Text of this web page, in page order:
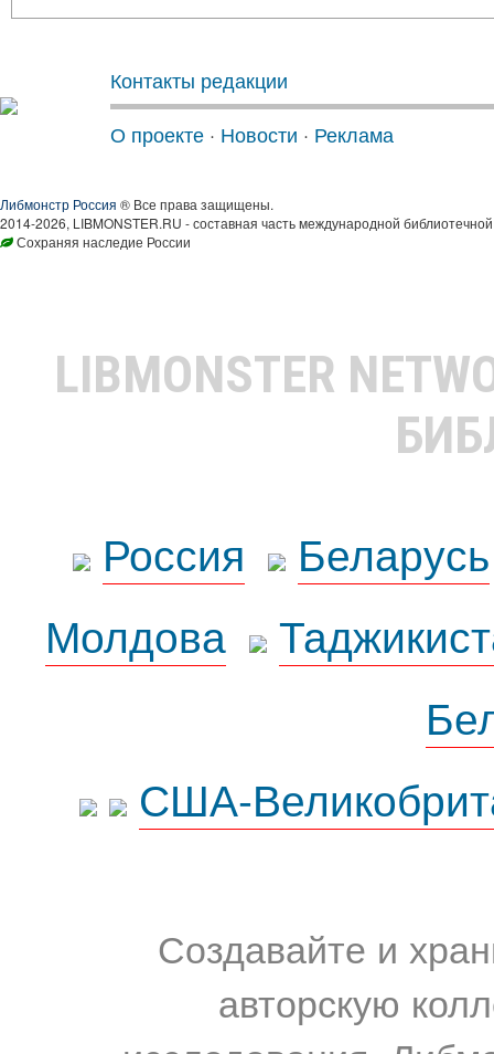
Контакты редакции
О проекте · Новости · Реклама
Либмонстр Россия ® Все права защищены.
2014-2026, LIBMONSTER.RU - составная часть международной
Сохраняя наследие России
LIBMONSTER
Россия
Беларусь
Молдова
США-
Создавайте и
авторскую